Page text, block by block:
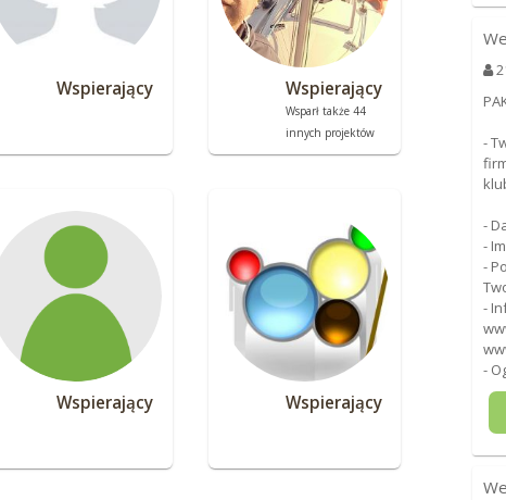
Wspierający Wspierający
Wsparł także 44
innych projektów
Wspierający Wspierający
-
-
-
-
-
-